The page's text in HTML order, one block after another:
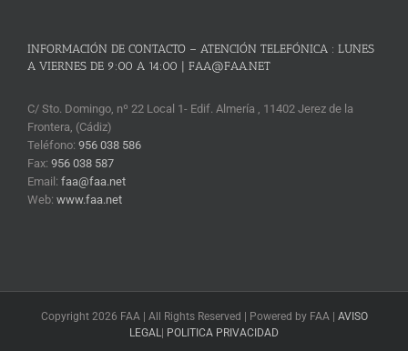
INFORMACIÓN DE CONTACTO – ATENCIÓN TELEFÓNICA : LUNES
A VIERNES DE 9:00 A 14:00 | FAA@FAA.NET
C/ Sto. Domingo, nº 22 Local 1- Edif. Almería , 11402 Jerez de la
Frontera, (Cádiz)
Teléfono: 956 038 586
Fax: 956 038 587
Email: faa@faa.net
Web: www.faa.net
Copyright 2026 FAA | All Rights Reserved | Powered by FAA | AVISO
LEGAL | POLITICA PRIVACIDAD